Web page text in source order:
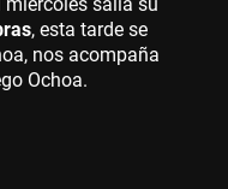
, esta tarde se
nos acompaña
Ochoa.